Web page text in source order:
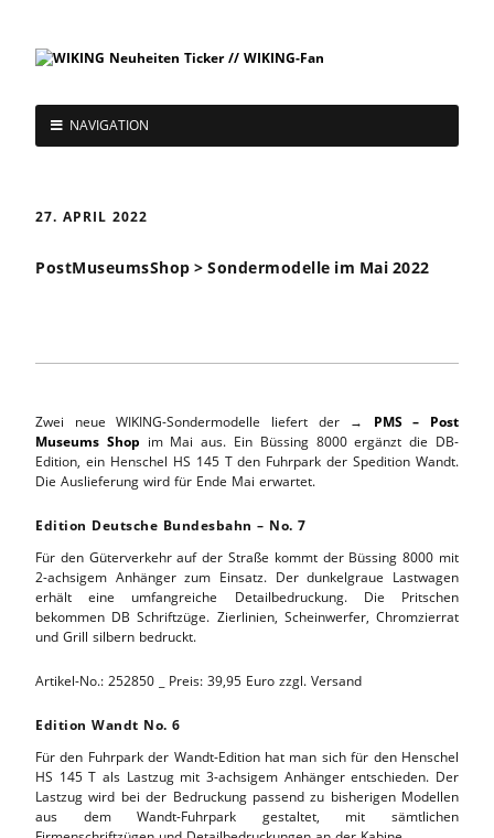
NAVIGATION
27. APRIL 2022
PostMuseumsShop > Sondermodelle im Mai 2022
Zwei neue WIKING-Sondermodelle liefert der → PMS – Post
Museums Shop im Mai aus. Ein Büssing 8000 ergänzt die DB-
Edition, ein Henschel HS 145 T den Fuhrpark der Spedition Wandt.
Die Auslieferung wird für Ende Mai erwartet.
Edition Deutsche Bundesbahn – No. 7
Für den Güterverkehr auf der Straße kommt der Büssing 8000 mit
2-achsigem Anhänger zum Einsatz. Der dunkelgraue Lastwagen
erhält eine umfangreiche Detailbedruckung. Die Pritschen
bekommen DB Schriftzüge. Zierlinien, Scheinwerfer, Chromzierrat
und Grill silbern bedruckt.
Artikel-No.: 252850 _ Preis: 39,95 Euro zzgl. Versand
Edition Wandt No. 6
Für den Fuhrpark der Wandt-Edition hat man sich für den Henschel
HS 145 T als Lastzug mit 3-achsigem Anhänger entschieden. Der
Lastzug wird bei der Bedruckung passend zu bisherigen Modellen
aus dem Wandt-Fuhrpark gestaltet, mit sämtlichen